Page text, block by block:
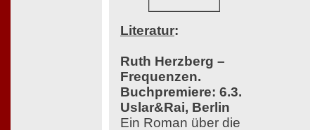
Literatur:
Ruth Herzberg –
Frequenzen.
Buchpremiere: 6.3.
Uslar&Rai, Berlin
Ein Roman über die